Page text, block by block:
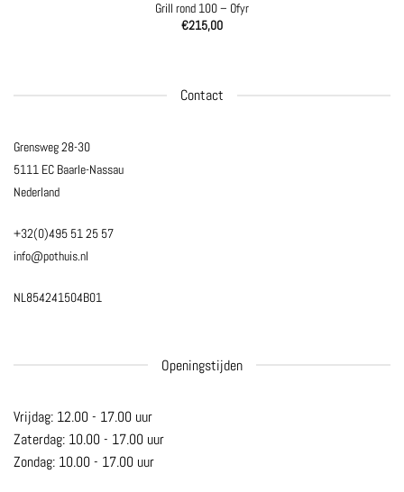
Grill rond 100 – Ofyr
€215,00
Contact
Grensweg 28-30
5111 EC Baarle-Nassau
Nederland
+32(0)495 51 25 57
info@pothuis.nl
NL854241504B01
Openingstijden
Vrijdag: 12.00 - 17.00 uur
Zaterdag: 10.00 - 17.00 uur
Zondag: 10.00 - 17.00 uur